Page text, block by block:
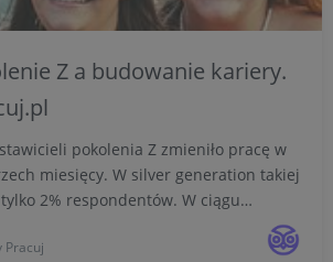
Z a budowanie kariery.
pokolenia Z zmieniło pracę w
miesięcy. W silver generation takiej
2% respondentów. W ciągu
7%, a wśród najmłodszej aż 6...
Pracuj